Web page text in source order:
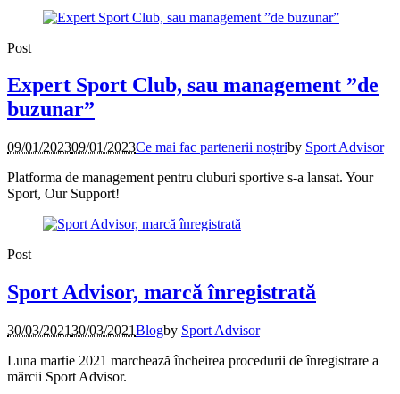
Post
Expert Sport Club, sau management ”de
buzunar”
09/01/202309/01/2023Ce mai fac partenerii noștriby Sport Advisor
Platforma de management pentru cluburi sportive s-a lansat. Your
Sport, Our Support!
Post
Sport Advisor, marcă înregistrată
30/03/202130/03/2021Blogby Sport Advisor
Luna martie 2021 marchează încheirea procedurii de înregistrare a
mărcii Sport Advisor.